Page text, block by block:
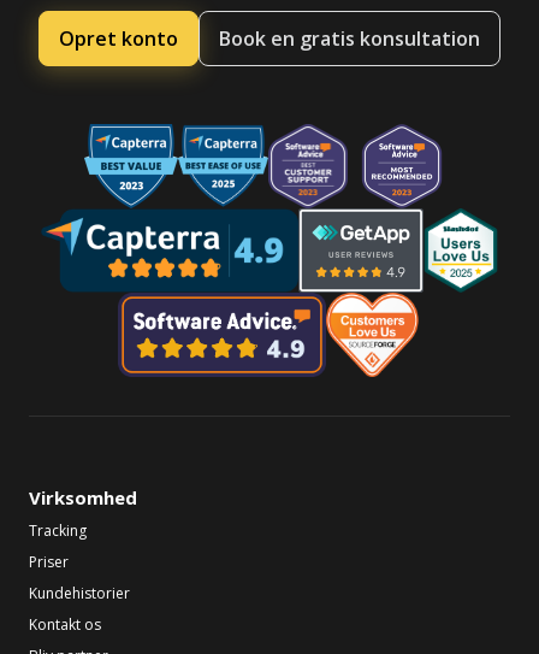
Opret konto Book en gratis konsultation
Virksomhed
Tracking
Priser
Kundehistorier
Kontakt os